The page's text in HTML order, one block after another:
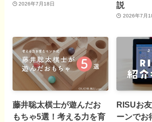
2026年7月18日
説
2026年7月
藤井聡太棋士が遊んだお
もちゃ5選！考える力を育
RISUお
ーンでお